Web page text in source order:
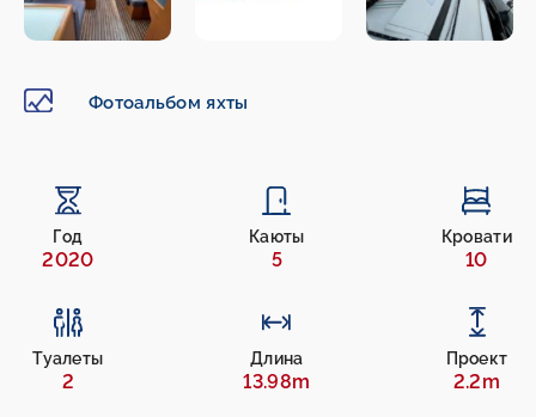
Фотоальбом яхты
Год
2020
Каюты
5
Кровати
10
Туалеты
2
Длина
13.98m
Проект
2.2m